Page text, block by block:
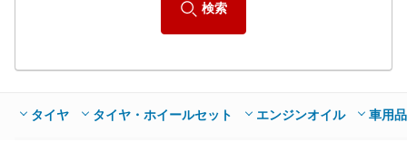
検索
タイヤ タイヤ・ホイールセット エンジンオイル 車用品